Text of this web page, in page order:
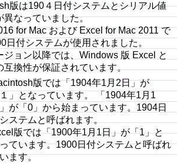
版は190４日付システムとシリアル値
異なっていました。
for Mac および Excel for Mac 2011 で
日付システムが使用されました。
ジョン以降では、Windows 版 Excel と
互換性が保証されています。
版では「1904年1月2日」が
１」となっています。 「1904年1月1
が「0」から始まっています。1904日
ステムと呼ばれます。
版では「1900年1月1日」が「1」と
ています。1900日付システムと呼ばれ
ます。